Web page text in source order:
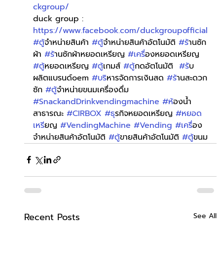
ckgroup/
duck group :
https://www.facebook.com/duckgroupofficial
#ตู้จำหน่ายสินค้า #ตู้จำหน่ายสินค้าอัตโนมัติ #ร้านซัก
ผ้า #ร้านซักผ้าหยอดเหรียญ #เครื่องหยอดเหรียญ
#ตู้หยอดเหรียญ #ตู้เกมส์ #ตู้กดอัตโนมัติ #รับ
ผลิตแบรนด์oem #บริหารจัดการเงินสด #ร้านสะดวก
ซัก #ตู้จำหน่ายขนมเครื่องดื่ม
#SnackandDrinkvendingmachine #ห้องน้ำ
สาธารณะ #CIRBOX #ธุรกิจหยอดเหรียญ #หยอด
เหรียญ #VendingMachine #Vending #เครื่อง
จำหน่ายสินค้าอัตโนมัติ #ตู้ขายสินค้าอัตโนมัติ #ตู้ขนม
Recent Posts See All